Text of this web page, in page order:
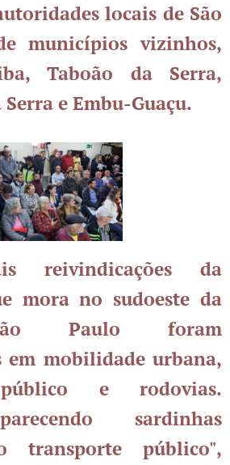
locais de São
municípios vizinhos,
Taboão da Serra,
e Embu-Guaçu.
reivindicações da
mora no sudoeste da
Paulo foram
em mobilidade urbana,
e rodovias.
sardinhas
transporte público",